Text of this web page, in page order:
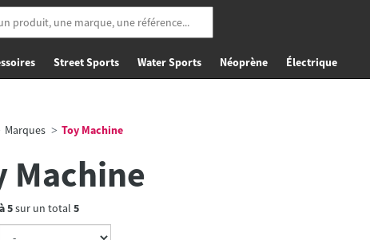
Street Sports Water Sports Néoprène Électrique
Marques Toy Machine
Machine
5sur un total 5